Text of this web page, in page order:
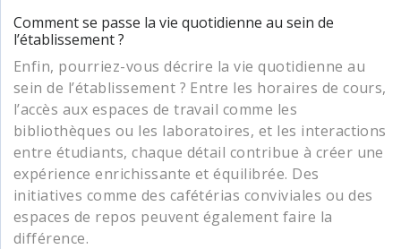
Comment se passe la vie quotidienne au sein de
l’établissement ?
Enfin, pourriez-vous décrire la vie quotidienne au
sein de l’établissement ? Entre les horaires de cours,
l’accès aux espaces de travail comme les
bibliothèques ou les laboratoires, et les interactions
entre étudiants, chaque détail contribue à créer une
expérience enrichissante et équilibrée. Des
initiatives comme des cafétérias conviviales ou des
espaces de repos peuvent également faire la
différence.